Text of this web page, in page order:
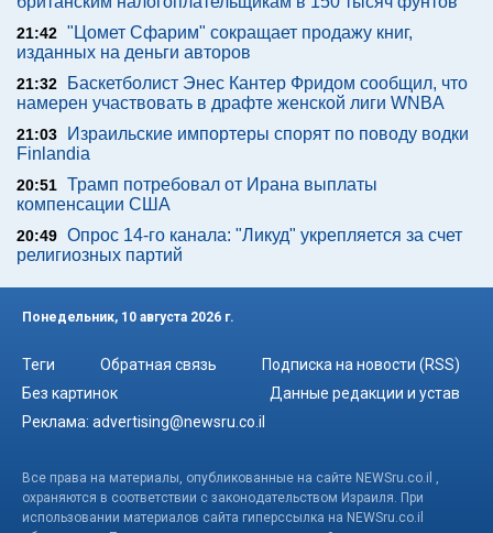
21:42 "Цомет Сфарим" сокращает продажу книг,
изданных на деньги авторов
21:32
Баскетболист Энес Кантер Фридом сообщил, что
намерен участвовать в драфте женской лиги WNBA
21:03
Израильские импортеры спорят по поводу водки
Finlandia
20:51 Трамп потребовал от Ирана выплаты
компенсации США
20:49 Опрос 14-го канала: "Ликуд" укрепляется за счет
религиозных партий
Понедельник, 10 августа 2026 г.
Теги Обратная связь
Подписка на новости (RSS)
Без картинок
Данные редакции и устав
Реклама: advertising@newsru.co.il
Все права на материалы, опубликованные на сайте NEWSru.co.il ,
охраняются в соответствии с законодательством Израиля. При
использовании материалов сайта гиперссылка на NEWSru.co.il